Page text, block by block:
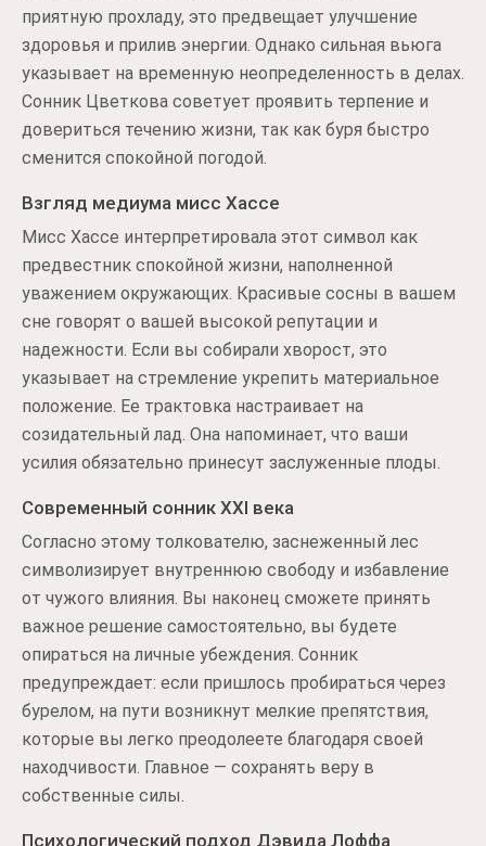
приятную прохладу, это предвещает улучшение
здоровья и прилив энергии. Однако сильная вьюга
указывает на временную неопределенность в делах.
Сонник Цветкова советует проявить терпение и
довериться течению жизни, так как буря быстро
сменится спокойной погодой.
Взгляд медиума мисс Хассе
Мисс Хассе интерпретировала этот символ как
предвестник спокойной жизни, наполненной
уважением окружающих. Красивые сосны в вашем
сне говорят о вашей высокой репутации и
надежности. Если вы собирали хворост, это
указывает на стремление укрепить материальное
положение. Ее трактовка настраивает на
созидательный лад. Она напоминает, что ваши
усилия обязательно принесут заслуженные плоды.
Современный сонник XXI века
Согласно этому толкователю, заснеженный лес
символизирует внутреннюю свободу и избавление
от чужого влияния. Вы наконец сможете принять
важное решение самостоятельно, вы будете
опираться на личные убеждения. Сонник
предупреждает: если пришлось пробираться через
бурелом, на пути возникнут мелкие препятствия,
которые вы легко преодолеете благодаря своей
находчивости. Главное — сохранять веру в
собственные силы.
Психологический подход Дэвида Лоффа